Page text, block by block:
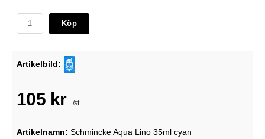
Köp
Artikelbild:
105 kr /st
Artikelnamn: Schmincke Aqua Lino 35ml cyan